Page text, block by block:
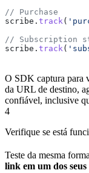
// Purchase
scribe . track(
// Subscription
scribe . track(
O SDK captura para
da URL de destino,
confiável, inclusive
4
Verifique se está
Teste da mesma
link em um dos